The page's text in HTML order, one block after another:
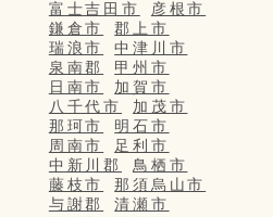
富士吉田市
彦根市
鎌倉市
郡上市
瑞浪市
中津川市
泉南郡
甲州市
日南市
加賀市
八千代市
加茂市
那珂市
明石市
周南市
足利市
中新川郡
鳥栖市
藤枝市
那須烏山市
与謝郡
清瀬市